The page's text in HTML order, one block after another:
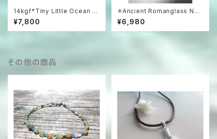
14kgf*Tiny Little Ocean O
pal Necklace オーストラリア
産プレシャスオパール&ラピスラ
ズリ
¥7,800
＊Ancient Romanglass Nec
klace3WAY☆ローマングラス
ブラックスピネルネックレス☆ユ
ニセックス☆
¥6,980
その他の商品